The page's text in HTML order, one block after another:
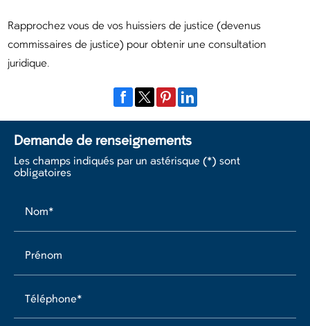
Rapprochez vous de vos huissiers de justice (devenus
commissaires de justice) pour obtenir une consultation
juridique.
Demande de renseignements
Les champs indiqués par un astérisque (*) sont
obligatoires
Nom*
Prénom
Téléphone*